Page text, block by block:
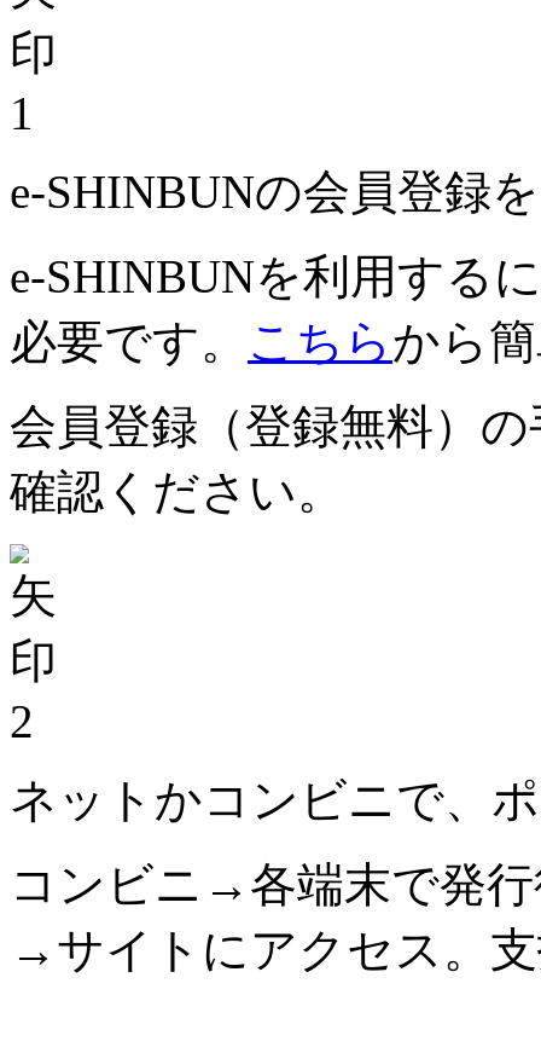
1
e-SHINBUNの会員登録
e-SHINBUNを利用する
必要です。 こちらから
会員登録（登録無料）
確認ください。
2
ネットかコンビニで、
コンビニ→各端末で発
→サイトにアクセス。